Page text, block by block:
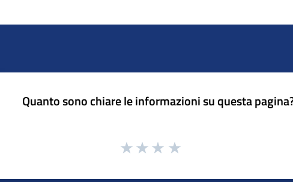
Quanto sono chiare le informazioni su questa